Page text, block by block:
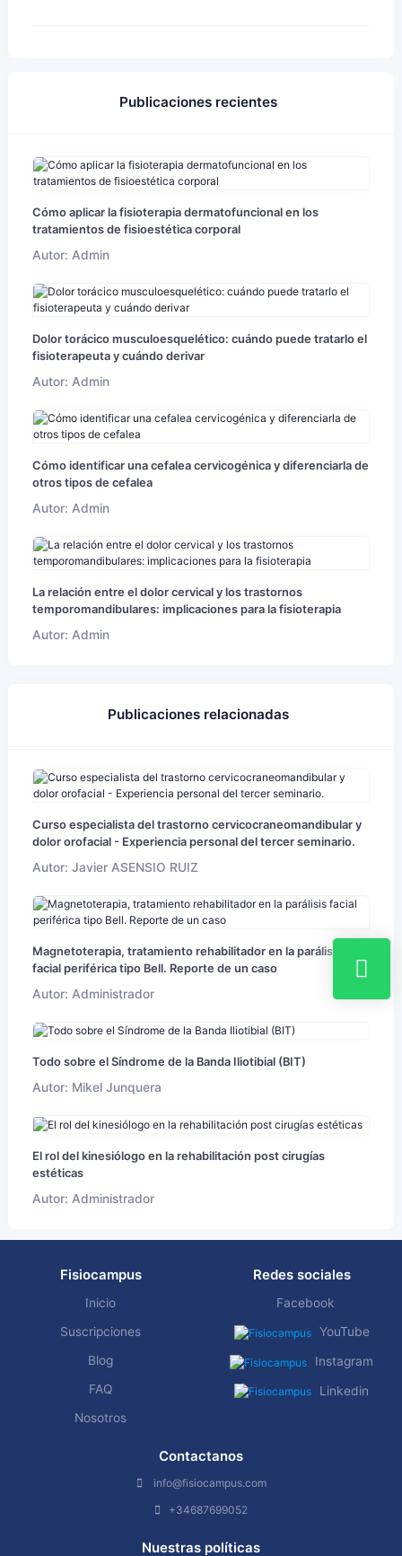
Publicaciones recientes
Cómo aplicar la fisioterapia dermatofuncional en los
tratamientos de fisioestética corporal
Autor: Admin
Dolor torácico musculoesquelético: cuándo puede tratarlo el
fisioterapeuta y cuándo derivar
Autor: Admin
Cómo identificar una cefalea cervicogénica y diferenciarla de
otros tipos de cefalea
Autor: Admin
La relación entre el dolor cervical y los trastornos
temporomandibulares: implicaciones para la fisioterapia
Autor: Admin
Publicaciones relacionadas
Curso especialista del trastorno cervicocraneomandibular y
dolor orofacial - Experiencia personal del tercer seminario.
Autor: Javier ASENSIO RUIZ
Magnetoterapia, tratamiento rehabilitador en la parálisis
facial periférica tipo Bell. Reporte de un caso
Autor: Administrador
Todo sobre el Síndrome de la Banda Iliotibial (BIT)
Autor: Mikel Junquera
El rol del kinesiólogo en la rehabilitación post cirugías
estéticas
Autor: Administrador
Fisiocampus
Inicio
Suscripciones
Blog
FAQ
Nosotros
Redes sociales
Facebook
YouTube
Instagram
Linkedin
Contactanos
info@fisiocampus.com
+34687699052
Nuestras políticas